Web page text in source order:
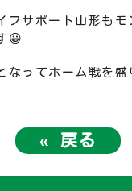
フサポート山形もモ
😀
なってホーム戦を盛
« 戻る